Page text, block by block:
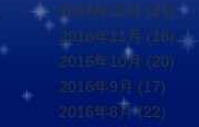
2016年12月 (25)
2016年11月 (18)
2016年10月 (20)
2016年9月 (17)
2016年8月(22)